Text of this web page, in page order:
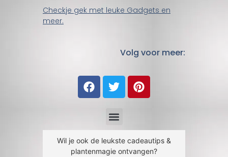
Checkje gek met leuke Gadgets en
meer.
Volg voor meer:
Wil je ook de leukste cadeautips &
plantenmagie ontvangen?